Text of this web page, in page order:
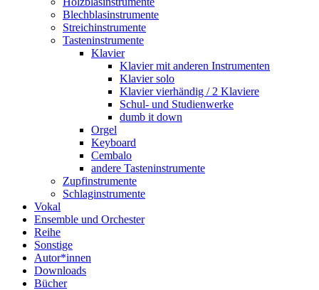
Blechblasinstrumente
Streichinstrumente
Tasteninstrumente
Klavier
Klavier mit anderen Instrumenten
Klavier solo
Klavier vierhändig / 2 Klaviere
Schul- und Studienwerke
dumb it down
Orgel
Keyboard
Cembalo
andere Tasteninstrumente
Zupfinstrumente
Schlaginstrumente
Vokal
Ensemble und Orchester
Reihe
Sonstige
Autor*innen
Downloads
Bücher